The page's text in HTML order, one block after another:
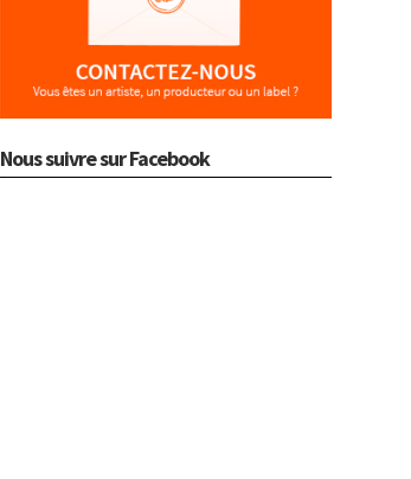
Nous suivre sur Facebook